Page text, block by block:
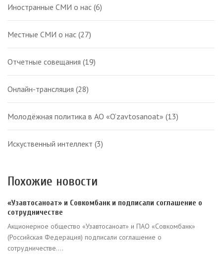
Иностранные СМИ о нас (6)
Местные СМИ о нас (27)
Отчетные совещания (19)
Онлайн-трансляция (28)
Молодёжная политика в АО «O‘zavtosanoat» (13)
Искуственный интеллект (3)
Похожие новости
«Узавтосаноат» и Совкомбанк и подписали соглашение о
сотрудничестве
Акционерное общество «Узавтосаноат» и ПАО «Совкомбанк»
(Российская Федерация) подписали соглашение о
сотрудничестве....